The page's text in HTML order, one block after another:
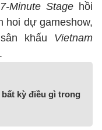
7-Minute Stagehồi
hoi dự gameshow,
khấu Vietnam
kỳ điều gì trong